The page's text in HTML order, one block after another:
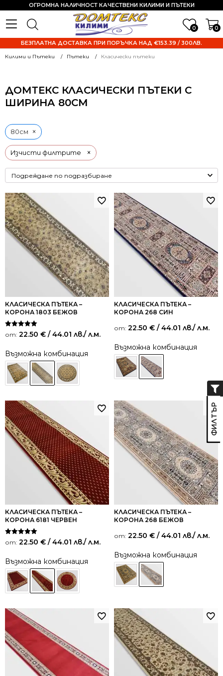
0 0
ОГРОМНА НАЛИЧНОСТ КАЧЕСТВЕНИ КИЛИМИ И ПЪТЕКИ
БЕЗПЛАТНА ДОСТАВКА ПРИ ПОРЪЧКА НАД €153.39 / 300ЛВ.
Килими и Пътеки Пътеки Класически пътеки
ДОМТЕКС КЛАСИЧЕСКИ ПЪТЕКИ С
ШИРИНА 80СМ
Изчисти филтрите ×
80см ×
КЛАСИЧЕСКА ПЪТЕКА –
КОРОНА 1803 БЕЖОВ
Оценено на
5.00
от: 22.50 € / 44.01 лв./ л.м.
Възможна комбинация
КЛАСИЧЕСКА ПЪТЕКА –
КОРОНА 268 СИН
от: 22.50 € / 44.01 лв./ л.м.
Възможна комбинация
КЛАСИЧЕСКА ПЪТЕКА –
КОРОНА 6181 ЧЕРВЕН
Оценено на
5.00
от: 22.50 € / 44.01 лв./ л.м.
Възможна комбинация
КЛАСИЧЕСКА ПЪТЕКА –
КОРОНА 268 БЕЖОВ
от: 22.50 € / 44.01 лв./ л.м.
Възможна комбинация